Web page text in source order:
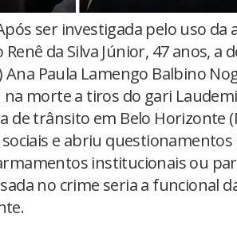
ser investigada pelo uso da
da Silva Júnior, 47 anos, a
Ana Paula Lamengo Balbino
morte a tiros do gari
de trânsito em Belo Horizonte
e abriu
institucionais ou
no crime seria a funcional